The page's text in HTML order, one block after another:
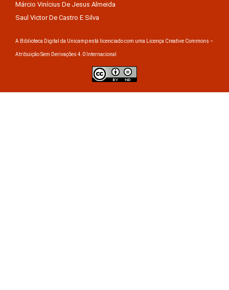
Márcio Vinícius De Jesus Almeida
Saul Victor De Castro E Silva
A Biblioteca Digital da Unicamp está licenciado com uma Licença Creative Commons –
Atribuição Sem Derivações 4.0 Internacional